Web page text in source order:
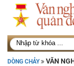
DÒNG CHẢY VĂN